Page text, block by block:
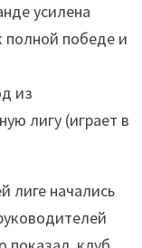
усилена
полной победе и
из
лигу (играет в
лиге начались